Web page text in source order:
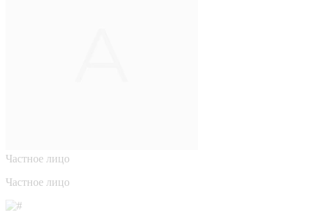
Частное лицо
Частное лицо